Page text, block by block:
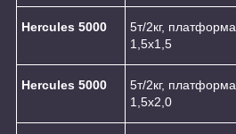
Hercules 5000
5т/2кг, платформа
1,5х1,5
Hercules 5000
5т/2кг, платформа
1,5х2,0